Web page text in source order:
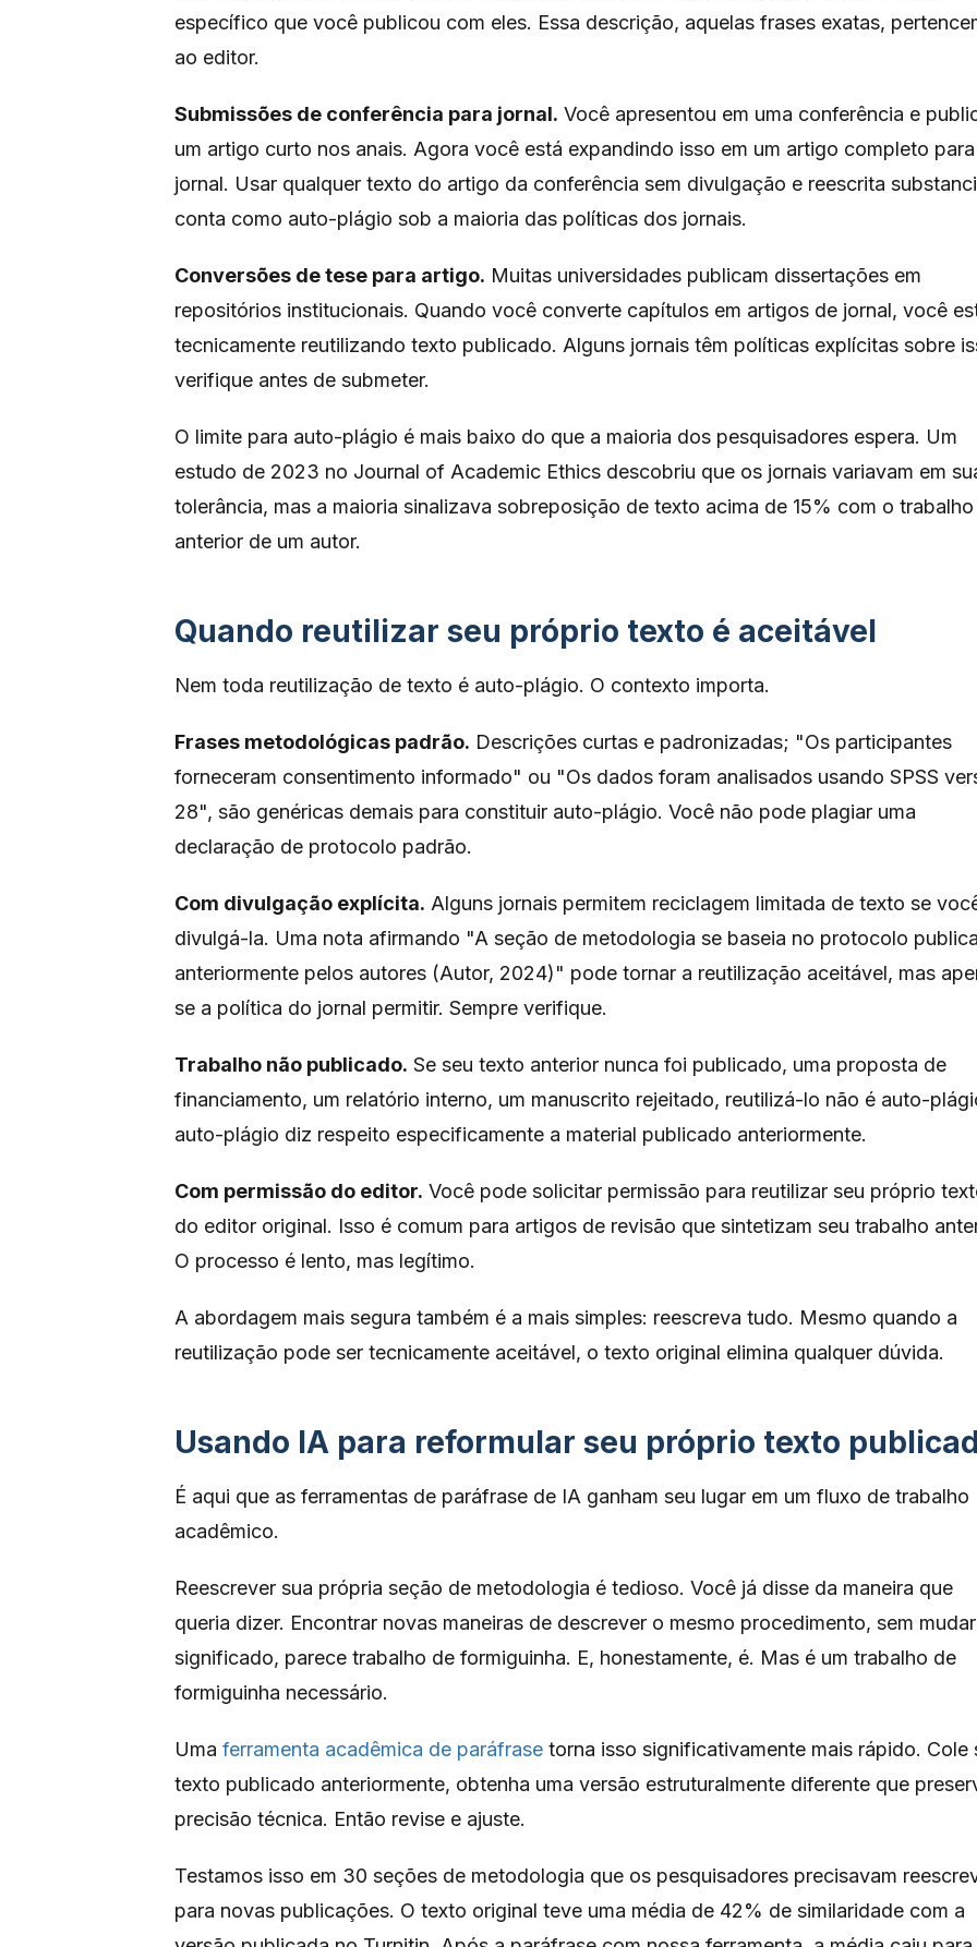
específico que você publicou com eles. Essa descrição, aquelas frases exatas,
ao editor.
Submissões de conferência para jornal. Você apresentou em uma conferência e
um artigo curto nos anais. Agora você está expandindo isso em um artigo completo
jornal. Usar qualquer texto do artigo da conferência sem divulgação e reescrita
conta como auto-plágio sob a maioria das políticas dos jornais.
Conversões de tese para artigo. Muitas universidades publicam dissertações em
repositórios institucionais. Quando você converte capítulos em artigos de jornal, você
tecnicamente reutilizando texto publicado. Alguns jornais têm políticas explícitas sobre
verifique antes de submeter.
O limite para auto-plágio é mais baixo do que a maioria dos pesquisadores espera. Um
estudo de 2023 no Journal of Academic Ethics descobriu que os jornais variavam em
tolerância, mas a maioria sinalizava sobreposição de texto acima de 15% com o trabalho
anterior de um autor.
Quando reutilizar seu próprio texto é aceitável
Nem toda reutilização de texto é auto-plágio. O contexto importa.
Frases metodológicas padrão. Descrições curtas e padronizadas; "Os participantes
forneceram consentimento informado" ou "Os dados foram analisados usando SPSS
28", são genéricas demais para constituir auto-plágio. Você não pode plagiar uma
declaração de protocolo padrão.
Com divulgação explícita. Alguns jornais permitem reciclagem limitada de texto se
divulgá-la. Uma nota afirmando "A seção de metodologia se baseia no protocolo
anteriormente pelos autores (Autor, 2024)" pode tornar a reutilização aceitável, mas
se a política do jornal permitir. Sempre verifique.
Trabalho não publicado. Se seu texto anterior nunca foi publicado, uma proposta de
financiamento, um relatório interno, um manuscrito rejeitado, reutilizá-lo não é auto-
auto-plágio diz respeito especificamente a material publicado anteriormente.
Com permissão do editor. Você pode solicitar permissão para reutilizar seu próprio
do editor original. Isso é comum para artigos de revisão que sintetizam seu trabalho
O processo é lento, mas legítimo.
A abordagem mais segura também é a mais simples: reescreva tudo. Mesmo quando a
reutilização pode ser tecnicamente aceitável, o texto original elimina qualquer dúvida.
Usando IA para reformular seu próprio texto
É aqui que as ferramentas de paráfrase de IA ganham seu lugar em um fluxo de trabalho
acadêmico.
Reescrever sua própria seção de metodologia é tedioso. Você já disse da maneira que
queria dizer. Encontrar novas maneiras de descrever o mesmo procedimento, sem
significado, parece trabalho de formiguinha. E, honestamente, é. Mas é um trabalho de
formiguinha necessário.
Uma ferramenta acadêmica de paráfrase torna isso significativamente mais rápido. Cole
texto publicado anteriormente, obtenha uma versão estruturalmente diferente que
precisão técnica. Então revise e ajuste.
Testamos isso em 30 seções de metodologia que os pesquisadores precisavam
para novas publicações. O texto original teve uma média de 42% de similaridade com a